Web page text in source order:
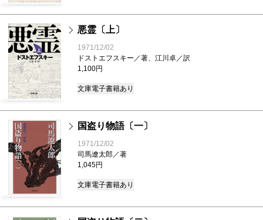
悪霊〔上〕
1971/12/02
ドストエフスキー／著、江川卓／訳
1,100円
文庫電子書籍あり
国盗り物語〔一〕
1971/12/02
司馬遼太郎／著
1,045円
文庫電子書籍あり